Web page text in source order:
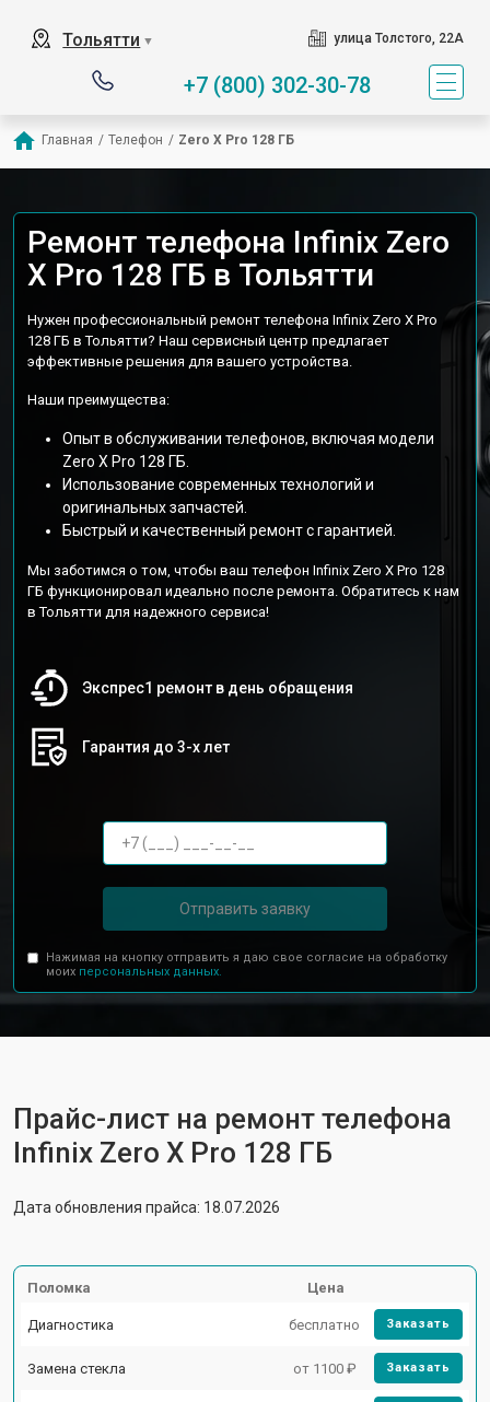
Тольятти ▼ улица Толстого, 22А
+7 (800) 302-30-78
Главная / Телефон / Zero X Pro 128 ГБ
Ремонт телефона Infinix Zero
X Pro 128 ГБ в Тольятти
Нужен профессиональный ремонт телефона Infinix Zero X Pro
128 ГБ в Тольятти? Наш сервисный центр предлагает
эффективные решения для вашего устройства.
Наши преимущества:
Опыт в обслуживании телефонов, включая модели
Zero X Pro 128 ГБ.
Использование современных технологий и
оригинальных запчастей.
Быстрый и качественный ремонт с гарантией.
Мы заботимся о том, чтобы ваш телефон Infinix Zero X Pro 128
ГБ функционировал идеально после ремонта. Обратитесь к нам
в Тольятти для надежного сервиса!
Экспрес1 ремонт в день обращения
Гарантия до 3-х лет
Отправить заявку
Нажимая на кнопку отправить я даю свое согласие на обработку
моих персональных данных.
Прайс-лист на ремонт телефона
Infinix Zero X Pro 128 ГБ
Дата обновления прайса: 18.07.2026
Поломка Цена
Диагностика бесплатно Заказать
Замена стекла от 1100 ₽ Заказать